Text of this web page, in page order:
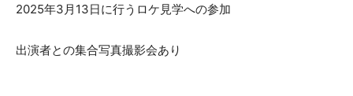
2025年3月13日に行うロケ見学への参加
出演者との集合写真撮影会あり